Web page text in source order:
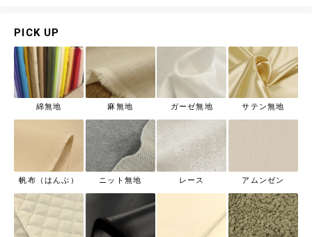
PICK UP
綿無地 麻無地 ガーゼ無地 サテン無地
帆布（はんぷ） ニット無地 レース アムンゼン